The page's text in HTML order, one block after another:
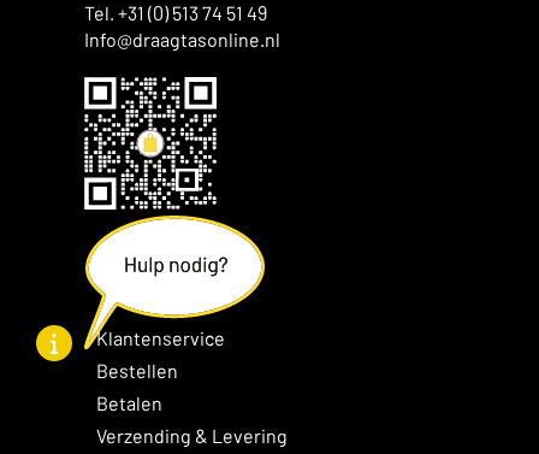
Tel. +31 (0) 513 74 51 49
Info@draagtasonline.nl
Klantenservice
Bestellen
Betalen
Verzending & Levering